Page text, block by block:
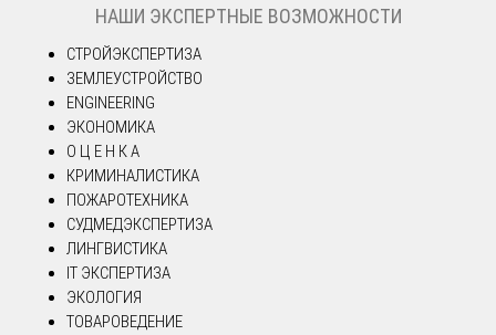
НАШИ ЭКСПЕРТНЫЕ ВОЗМОЖНОСТИ
СТРОЙЭКСПЕРТИЗА
ЗЕМЛЕУСТРОЙСТВО
ENGINEERING
ЭКОНОМИКА
О Ц Е Н К А
КРИМИНАЛИСТИКА
ПОЖАРОТЕХНИКА
СУДМЕДЭКСПЕРТИЗА
ЛИНГВИСТИКА
IT ЭКСПЕРТИЗА
ЭКОЛОГИЯ
ТОВАРОВЕДЕНИЕ